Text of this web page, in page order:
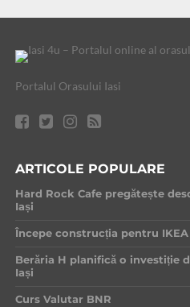
Portalul Orasului Iasi
ARTICOLE POPULARE
Hard Rock Cafe pregătește
Iași
Începe construcția pentru IKEA
Berăria H planifică o investiție
Iași
Curs Valutar BNR